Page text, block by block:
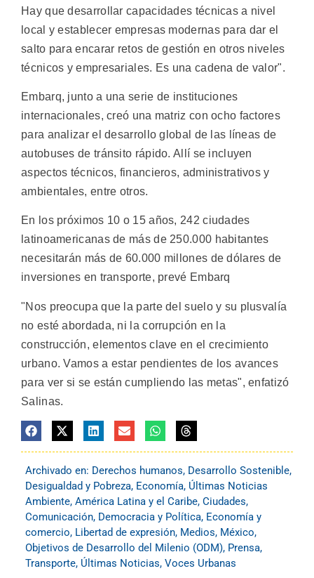
Hay que desarrollar capacidades técnicas a nivel
local y establecer empresas modernas para dar el
salto para encarar retos de gestión en otros niveles
técnicos y empresariales. Es una cadena de valor".
Embarq, junto a una serie de instituciones
internacionales, creó una matriz con ocho factores
para analizar el desarrollo global de las líneas de
autobuses de tránsito rápido. Allí se incluyen
aspectos técnicos, financieros, administrativos y
ambientales, entre otros.
En los próximos 10 o 15 años, 242 ciudades
latinoamericanas de más de 250.000 habitantes
necesitarán más de 60.000 millones de dólares de
inversiones en transporte, prevé Embarq
"Nos preocupa que la parte del suelo y su plusvalía
no esté abordada, ni la corrupción en la
construcción, elementos clave en el crecimiento
urbano. Vamos a estar pendientes de los avances
para ver si se están cumpliendo las metas", enfatizó
Salinas.
Archivado en: Derechos humanos, Desarrollo Sostenible,
Desigualdad y Pobreza, Economía, Últimas Noticias
Ambiente, América Latina y el Caribe, Ciudades,
Comunicación, Democracia y Política, Economía y
comercio, Libertad de expresión, Medios, México,
Objetivos de Desarrollo del Milenio (ODM), Prensa,
Transporte, Últimas Noticias, Voces Urbanas